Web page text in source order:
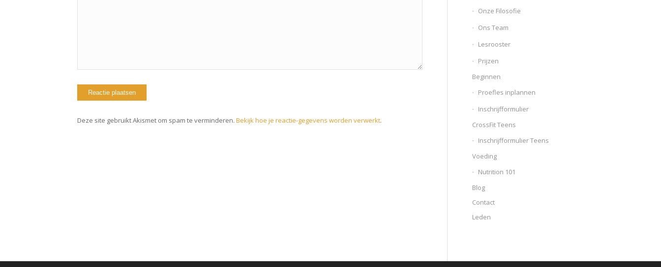
Deze site gebruikt Akismet om spam te verminderen. Bekijk hoe je reactie-gegevens worden verwerkt.
Onze Filosofie
Ons Team
Lesrooster
Prijzen
Beginnen
Proefles inplannen
Inschrijfformulier
CrossFit Teens
Inschrijfformulier Teens
Voeding
Nutrition 101
Blog
Contact
Leden